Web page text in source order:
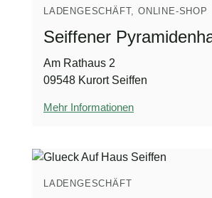
LADENGESCHÄFT, ONLINE-SHOP
Seiffener
Am Rathaus 2
09548 Kurort Seiffen
Mehr Informationen
LADENGESCHÄFT